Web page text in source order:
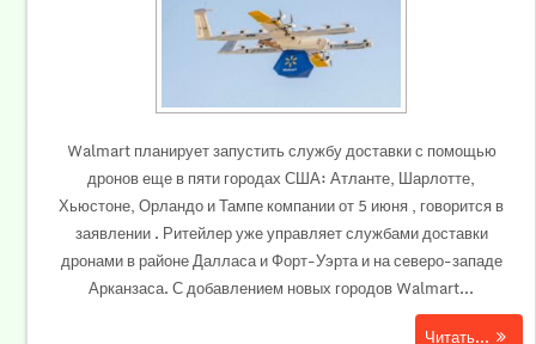
Walmart планирует запустить службу доставки с помощью
дронов еще в пяти городах США: Атланте, Шарлотте,
Хьюстоне, Орландо и Тампе компании от 5 июня , говорится в
заявлении . Ритейлер уже управляет службами доставки
дронами в районе Далласа и Форт-Уэрта и на северо-западе
Арканзаса. С добавлением новых городов Walmart...
Читать...